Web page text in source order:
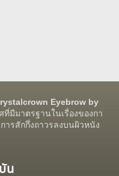
Eyebrow by
มีมาตรฐานในเรื่องของกา
ารสักกึ่งถาวรลงบนผิวหนัง
น